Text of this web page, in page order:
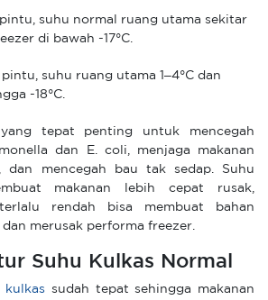
pintu, suhu normal ruang utama sekitar
di bawah -17°C.
pintu, suhu ruang utama 1–4°C dan
-18°C.
tepat penting untuk mencegah
dan E. coli, menjaga makanan
dan mencegah bau tak sedap. Suhu
makanan lebih cepat rusak,
rendah bisa membuat bahan
merusak performa freezer.
Suhu Kulkas Normal
kulkas sudah tepat sehingga makanan